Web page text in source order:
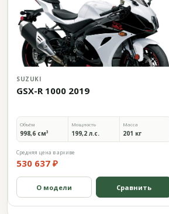
SUZUKI
GSX-R 1000 2019
Объём
998,6 см³
Мощность
199,2 л.с.
Масса
201 кг
Средняя цена в архиве
530 637 ₽
О модели Сравнить